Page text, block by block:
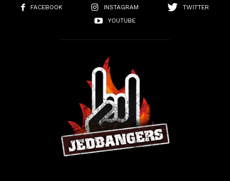
FACEBOOK INSTAGRAM
TWITTER
YOUTUBE